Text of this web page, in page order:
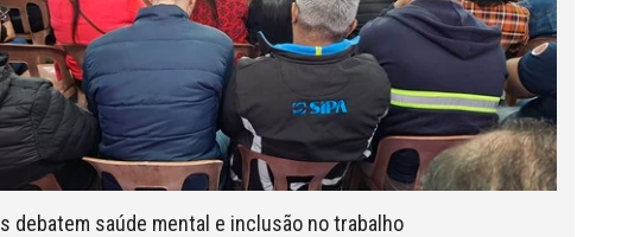
debatem saúde mental e inclusão no trabalho